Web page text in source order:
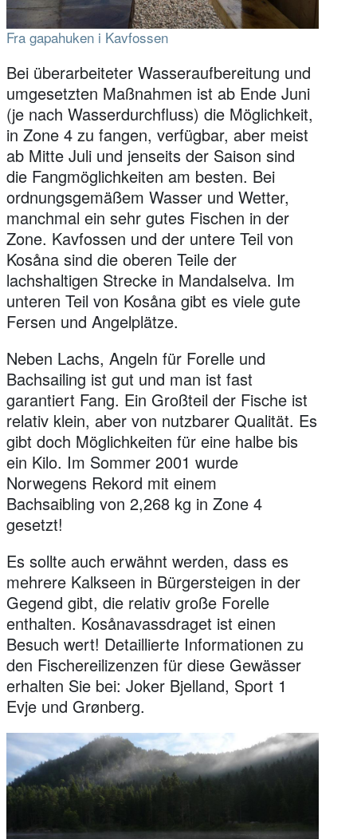
Fra gapahuken i Kavfossen
Bei überarbeiteter Wasseraufbereitung und
umgesetzten Maßnahmen ist ab Ende Juni
(je nach Wasserdurchfluss) die Möglichkeit,
in Zone 4 zu fangen, verfügbar, aber meist
ab Mitte Juli und jenseits der Saison sind
die Fangmöglichkeiten am besten. Bei
ordnungsgemäßem Wasser und Wetter,
manchmal ein sehr gutes Fischen in der
Zone. Kavfossen und der untere Teil von
Kosåna sind die oberen Teile der
lachshaltigen Strecke in Mandalselva. Im
unteren Teil von Kosåna gibt es viele gute
Fersen und Angelplätze.
Neben Lachs, Angeln für Forelle und
Bachsailing ist gut und man ist fast
garantiert Fang. Ein Großteil der Fische ist
relativ klein, aber von nutzbarer Qualität. Es
gibt doch Möglichkeiten für eine halbe bis
ein Kilo. Im Sommer 2001 wurde
Norwegens Rekord mit einem
Bachsaibling von 2,268 kg in Zone 4
gesetzt!
Es sollte auch erwähnt werden, dass es
mehrere Kalkseen in Bürgersteigen in der
Gegend gibt, die relativ große Forelle
enthalten. Kosånavassdraget ist einen
Besuch wert! Detaillierte Informationen zu
den Fischereilizenzen für diese Gewässer
erhalten Sie bei: Joker Bjelland, Sport 1
Evje und Grønberg.